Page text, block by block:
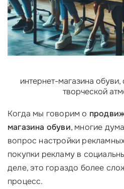
интернет-магазина
творческой
Когда мы говорим о
магазина обуви, многие
вопрос настройки
покупки рекламу в
деле, это гораздо более
процесс.